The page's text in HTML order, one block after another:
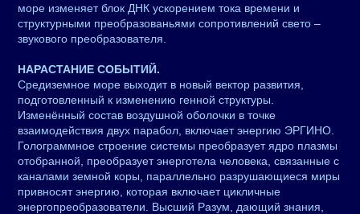
море изменяет блок ДНК ускорением тока времени и
структурными преобразованьями сопротивлений свето –
звукового преобразователя.
НАРАСТАНИЕ СОБЫТИЙ.
Средиземное море выходит в новый вектор развития,
подготовленный к изменению генной структуры.
Изменённый состав воздушной оболочки в точке
взаимодействия двух парабол, включает энергию ЭРГИНО.
Голограммное строение системы преобразует ядро плазмы
отобранной, преобразует энерготела человека, связанные с
каналами земной коры, параллельно разрушающиеся миры
привносят энергию, которая включает цикличные
энергопреобразователи. Высший Разум, дающий знания,